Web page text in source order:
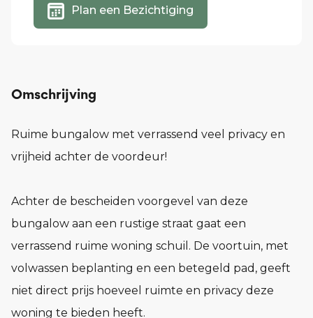
Plan een Bezichtiging
Omschrijving
Ruime bungalow met verrassend veel privacy en
vrijheid achter de voordeur!
Achter de bescheiden voorgevel van deze
bungalow aan een rustige straat gaat een
verrassend ruime woning schuil. De voortuin, met
volwassen beplanting en een betegeld pad, geeft
niet direct prijs hoeveel ruimte en privacy deze
woning te bieden heeft.